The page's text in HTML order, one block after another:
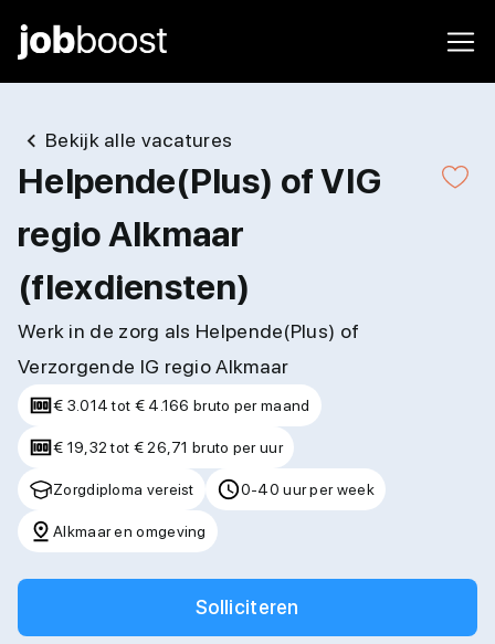
Bekijk alle vacatures
Helpende(Plus) of VIG
regio Alkmaar
(flexdiensten)
Werk in de zorg als Helpende(Plus) of
Verzorgende IG regio Alkmaar
€ 3.014 tot € 4.166 bruto per maand
€ 19,32 tot € 26,71 bruto per uur
Zorgdiploma vereist 0-40 uur per week
Alkmaar en omgeving
Solliciteren